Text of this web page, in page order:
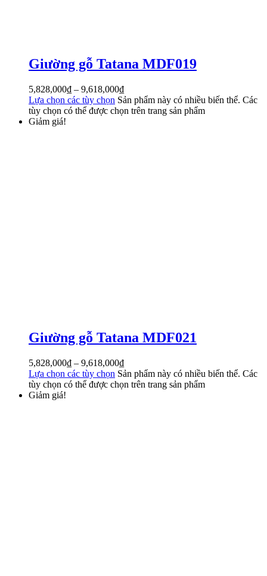
Giường gỗ Tatana MDF019
5,828,000₫ – 9,618,000₫
Lựa chọn các tùy chọn Sản phẩm này có nhiều biến thể. Các
tùy chọn có thể được chọn trên trang sản phẩm
Giảm giá!
Giường gỗ Tatana MDF021
5,828,000₫ – 9,618,000₫
Lựa chọn các tùy chọn Sản phẩm này có nhiều biến thể. Các
tùy chọn có thể được chọn trên trang sản phẩm
Giảm giá!